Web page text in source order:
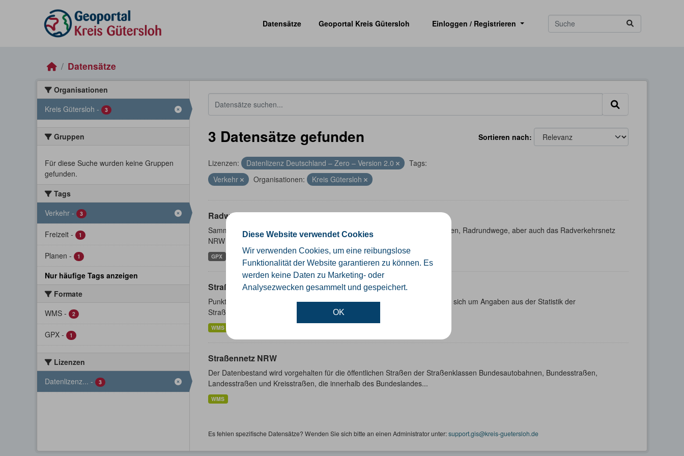
Diese Website verwendet Cookies
Wir verwenden Cookies, um eine reibungslose
Funktionalität der Website garantieren zu können. Es
werden keine Daten zu Marketing- oder
Analysezwecken gesammelt und gespeichert.
OK
Datensätze
Geoportal Kreis Gütersloh Einloggen / Registrieren
Datensätze
Organisationen
Kreis Gütersloh - 3
Gruppen
Für diese Suche wurden keine Gruppen
gefunden.
Tags
Verkehr - 3
Freizeit - 1
Planen - 1
Nur häufige Tags anzeigen
Formate
WMS - 2
GPX - 1
Lizenzen
Datenlizenz... - 3
Sortieren nach
3 Datensätze gefunden
Lizenzen: Datenlizenz Deutschland – Zero – Version 2.0
Tags:
Verkehr
Organisationen: Kreis Gütersloh
Radwege
Sammlungen verschiedener Radwege. Darunter befinden sich Themenrouten, Radrundwege, aber auch das Radverkehrsnetz
NRW sowie Fernradwege mit Bezug zum Kreis Gütersloh.
GPX
Straßenverkehrsunfälle
Punktgenaue Daten zu Straßenverkehrsunfällen in Deutschland. Es handelt sich um Angaben aus der Statistik der
Straßenverkehrsunfälle. Diese basiert auf den Unfallmeldungen der...
WMS
Straßennetz NRW
Der Datenbestand wird vorgehalten für die öffentlichen Straßen der Straßenklassen Bundesautobahnen, Bundesstraßen,
Landesstraßen und Kreisstraßen, die innerhalb des Bundeslandes...
WMS
Es fehlen spezifische Datensätze? Wenden Sie sich bitte an einen Administrator unter:support.gis@kreis-guetersloh.de